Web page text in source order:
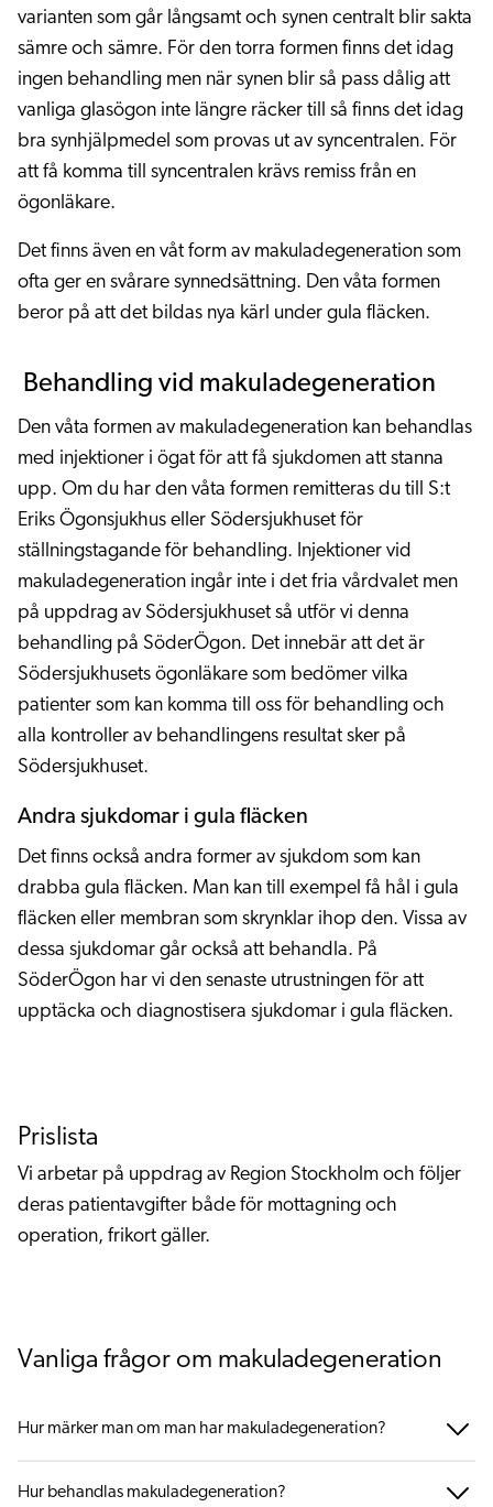
varianten som går långsamt och synen centralt blir sakta
sämre och sämre. För den torra formen finns det idag
ingen behandling men när synen blir så pass dålig att
vanliga glasögon inte längre räcker till så finns det idag
bra synhjälpmedel som provas ut av syncentralen. För
att få komma till syncentralen krävs remiss från en
ögonläkare.
Det finns även en våt form av makuladegeneration som
ofta ger en svårare synnedsättning. Den våta formen
beror på att det bildas nya kärl under gula fläcken.
Behandling vid makuladegeneration
Den våta formen av makuladegeneration kan behandlas
med injektioner i ögat för att få sjukdomen att stanna
upp. Om du har den våta formen remitteras du till S:t
Eriks Ögonsjukhus eller Södersjukhuset för
ställningstagande för behandling. Injektioner vid
makuladegeneration ingår inte i det fria vårdvalet men
på uppdrag av Södersjukhuset så utför vi denna
behandling på SöderÖgon. Det innebär att det är
Södersjukhusets ögonläkare som bedömer vilka
patienter som kan komma till oss för behandling och
alla kontroller av behandlingens resultat sker på
Södersjukhuset.
Andra sjukdomar i gula fläcken
Det finns också andra former av sjukdom som kan
drabba gula fläcken. Man kan till exempel få hål i gula
fläcken eller membran som skrynklar ihop den. Vissa av
dessa sjukdomar går också att behandla. På
SöderÖgon har vi den senaste utrustningen för att
upptäcka och diagnostisera sjukdomar i gula fläcken.
Prislista
Vi arbetar på uppdrag av Region Stockholm och följer
deras patientavgifter både för mottagning och
operation, frikort gäller.
Vanliga frågor om makuladegeneration
Hur märker man om man har makuladegeneration?
Hur behandlas makuladegeneration?